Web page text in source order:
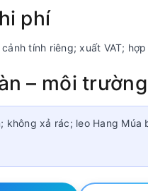
phí
tính riêng; xuất VAT;
– môi trường
xả rác; leo Hang